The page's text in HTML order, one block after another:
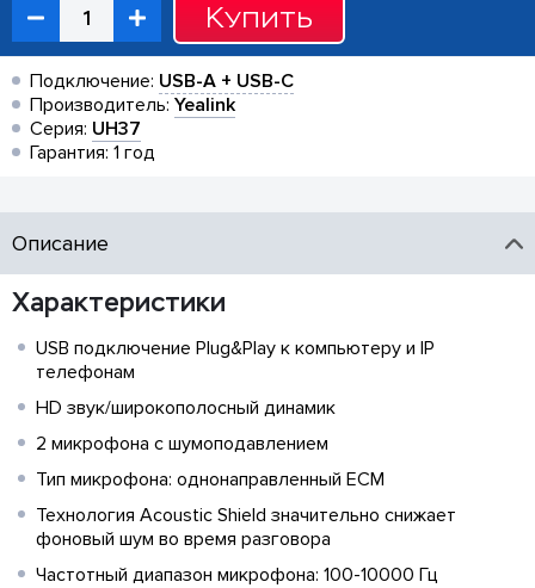
Купить
Подключение: USB-A + USB-C
Производитель: Yealink
Серия: UH37
Гарантия: 1 год
Описание
Характеристики
USB подключение Plug&Play к компьютеру и IP
телефонам
HD звук/широкополосный динамик
2 микрофона с шумоподавлением
Тип микрофона: однонаправленный ECM
Технология Acoustic Shield значительно снижает
фоновый шум во время разговора
Частотный диапазон микрофона: 100-10000 Гц